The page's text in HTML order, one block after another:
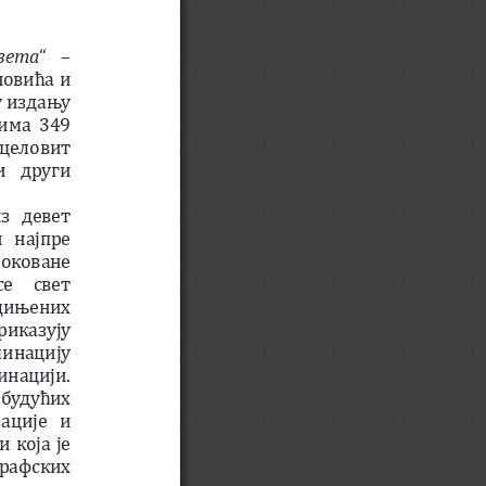
“  –
и
издању
349
други
девет
најпре
свет
и
која је